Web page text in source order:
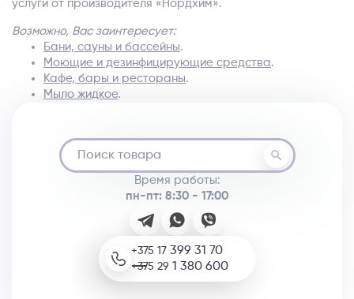
услуги от производителя «Нордхим».
Возможно, Вас заинтересует:
Бани, сауны и бассейны.
Моющие и дезинфицирующие средства.
Кафе, бары и рестораны.
Мыло жидкое.
Время работы:
пн-пт: 8:30 - 17:00
+375 17 399 31 70
+375 29 1 380 600